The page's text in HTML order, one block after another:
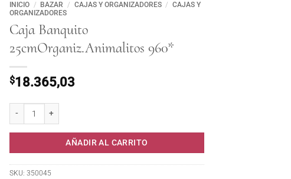
INICIO / BAZAR / CAJAS Y ORGANIZADORES / CAJAS Y
ORGANIZADORES
Caja Banquito
25cmOrganiz.Animalitos 960*
$18.365,03
AÑADIR AL CARRITO
SKU: 350045